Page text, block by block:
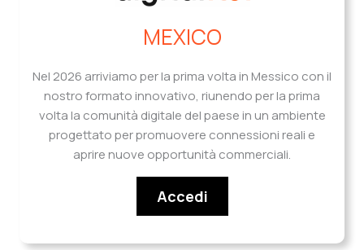
MEXICO
Nel 2026 arriviamo per la prima volta in Messico con il
nostro formato innovativo, riunendo per la prima
volta la comunità digitale del paese in un ambiente
progettato per promuovere connessioni reali e
aprire nuove opportunità commerciali.
Accedi